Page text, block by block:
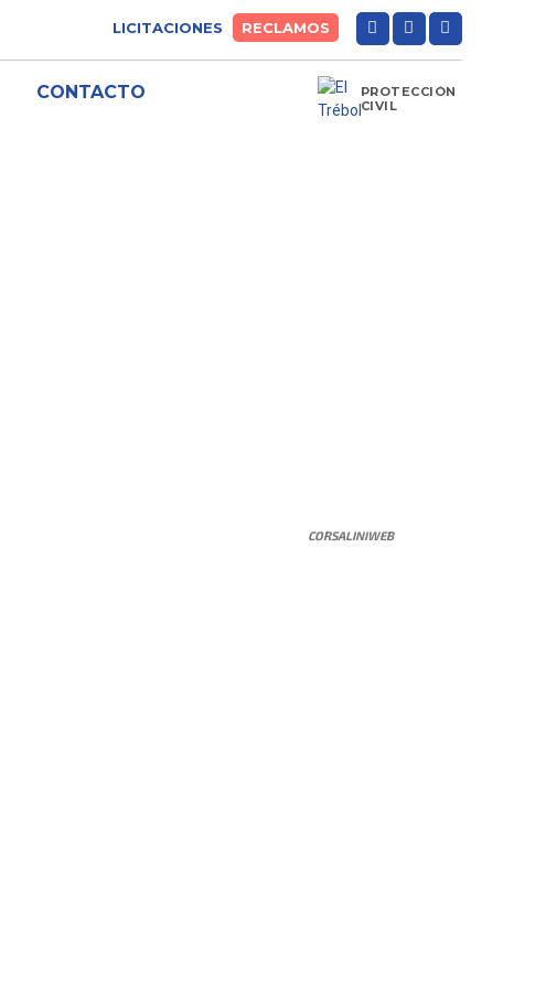
LICITACIONES RECLAMOS
CONTACTO
PROTECCIÓN
CIVIL
CORSALINIWEB